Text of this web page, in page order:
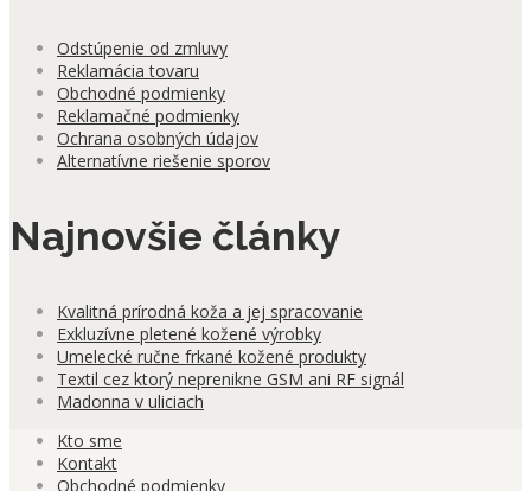
Odstúpenie od zmluvy
Reklamácia tovaru
Obchodné podmienky
Reklamačné podmienky
Ochrana osobných údajov
Alternatívne riešenie sporov
Najnovšie články
Kvalitná prírodná koža a jej spracovanie
Exkluzívne pletené kožené výrobky
Umelecké ručne frkané kožené produkty
Textil cez ktorý neprenikne GSM ani RF signál
Madonna v uliciach
Kto sme
Kontakt
Obchodné podmienky